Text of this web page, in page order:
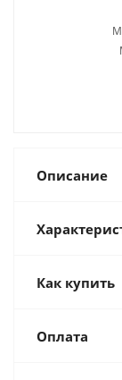
Описание
Как купить
Оплата